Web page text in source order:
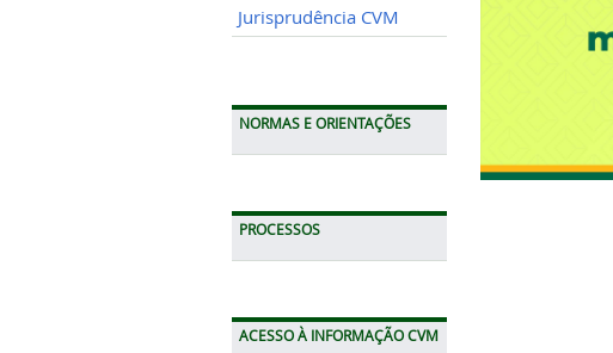
Jurisprudência CVM
NORMAS E ORIENTAÇÕES
PROCESSOS
ACESSO À INFORMAÇÃO CVM